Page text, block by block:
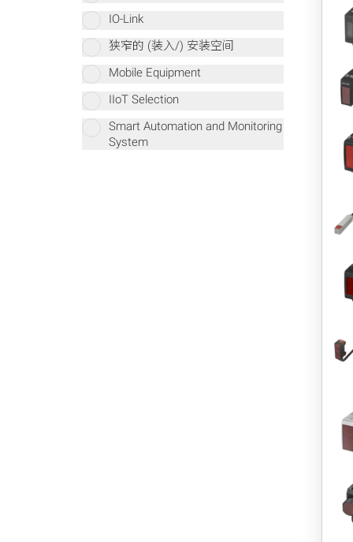
IO-Link
狭窄的 (装入/) 安装空间
Mobile Equipment
IIoT Selection
Smart Automation and Monitoring
System